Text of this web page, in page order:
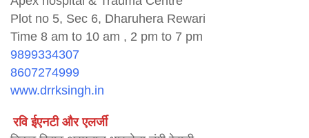
Plot no 5, Sec 6, Dharuhera Rewari
Time 8 am to 10 am , 2 pm to 7 pm
9899334307
8607274999
www.drrksingh.in
रवि ईएनटी और एलर्जी